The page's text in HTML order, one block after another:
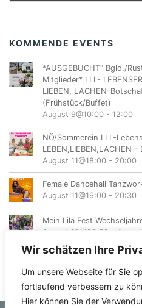
Wir schätzen Ihre
Um unsere Webseite für Sie
fortlaufend verbessern zu
Hier können Sie der
KOMMENDE EVENTS
*AUSGEBUCHT“ Bgld./
Mitglieder* LLL-
LIEBEN, LACHEN-
(Frühstück/Buffet)
August 9@10:00 - 12:00
NÖ/Sommerein LLL-
LEBEN,LIEBEN,LACHEN
August 11@18:00 - 20:00
Female Dancehall
August 11@19:00 - 20:30
Mein Lila Fest
August 12@08:00